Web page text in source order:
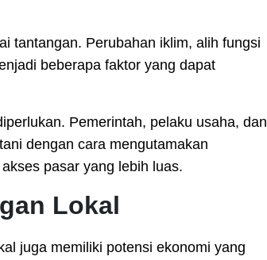
tantangan. Perubahan iklim, alih fungsi
beberapa faktor yang dapat
Pemerintah, pelaku usaha, dan
dengan cara mengutamakan
pasar yang lebih luas.
Lokal
juga memiliki potensi ekonomi yang